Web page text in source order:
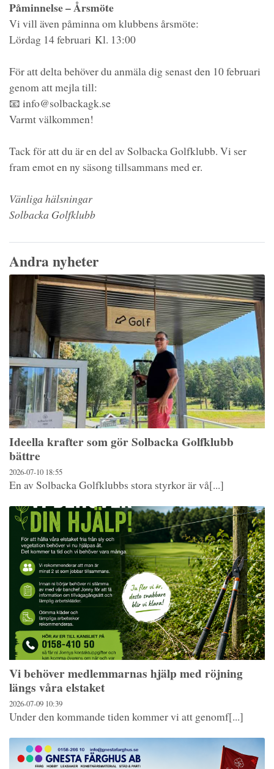
Påminnelse – Årsmöte
Vi vill även påminna om klubbens årsmöte:
Lördag 14 februari Kl. 13:00
För att delta behöver du anmäla dig senast den 10 februari
genom att mejla till:
📧 info@solbackagk.se
Varmt välkommen!
Tack för att du är en del av Solbacka Golfklubb. Vi ser
fram emot en ny säsong tillsammans med er.
Vänliga hälsningar
Solbacka Golfklubb
Andra nyheter
Ideella krafter som gör Solbacka Golfklubb
bättre
2026-07-10 18:55
En av Solbacka Golfklubbs stora styrkor är vå[...]
Vi behöver medlemmarnas hjälp med röjning
längs våra elstaket
2026-07-09 10:39
Under den kommande tiden kommer vi att genomf[...]